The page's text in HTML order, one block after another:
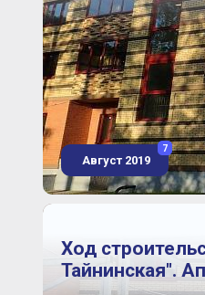
Август 2019
7
Ход
Тайнинская".